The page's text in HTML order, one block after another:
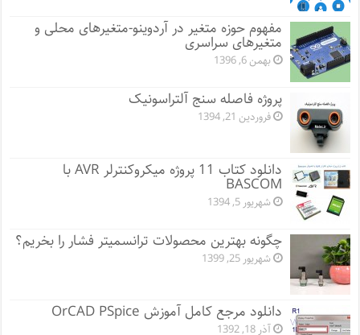
مفهوم حوزه متغیر در آردوینو-متغیرهای محلی و
متغیرهای سراسری
بهمن 6, 1396
پروژه فاصله سنج آلتراسونیک
فروردین 21, 1394
دانلود کتاب 11 پروژه میکروکنترلر AVR با
BASCOM
شهریور 5, 1394
چگونه بهترین محصولات ترانسمیتر فشار را بخریم؟
شهریور 25, 1399
دانلود مرجع کامل آموزش OrCAD PSpice
آذر 18, 1392